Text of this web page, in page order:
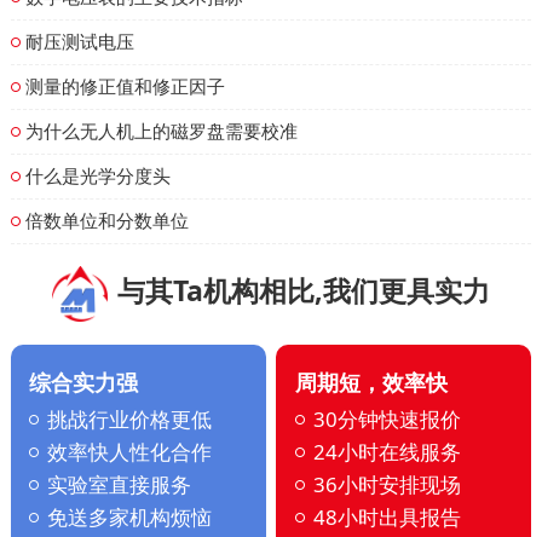
耐压测试电压
测量的修正值和修正因子
为什么无人机上的磁罗盘需要校准
什么是光学分度头
倍数单位和分数单位
与其Ta机构相比,我们更具实力
综合实力强
挑战行业价格更低
效率快人性化合作
实验室直接服务
免送多家机构烦恼
周期短，效率快
30分钟快速报价
24小时在线服务
36小时安排现场
48小时出具报告